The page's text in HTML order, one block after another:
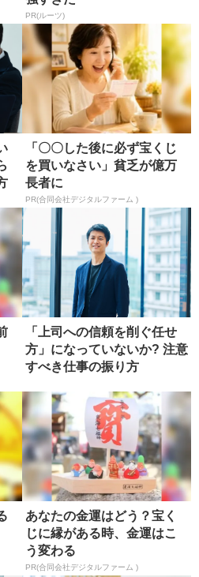
PR(ルーツ)
「〇〇した後に必ず宝くじ
を買いなさい」貧乏が億万
長者に
PR(合同会社デジタルファーム )
「上司への信頼を削ぐ任せ
方」になっていないか? 注意
すべき仕事の振り方
あなたの金運はどう？宝く
じに縁がある時、金運はこ
う変わる
PR(合同会社デジタルファーム )